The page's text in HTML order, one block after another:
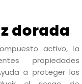
dorada
activo, la
propiedades
a proteger las